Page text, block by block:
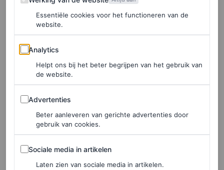
Giorgio Armani
FASHION
De beste ontwerpen van
Giorgio Armani gedragen
door beroemdheden
Essentiële cookies voor het functioneren van de
website.
Analytics
Analytics
Helpt ons bij het beter begrijpen van het gebruik van
de website.
Advertenties
Advertenties
Beter aanleveren van gerichte advertenties door
gebruik van cookies.
Sociale media in artikelen
Sociale media in artikelen
Laten zien van sociale media in artikelen.